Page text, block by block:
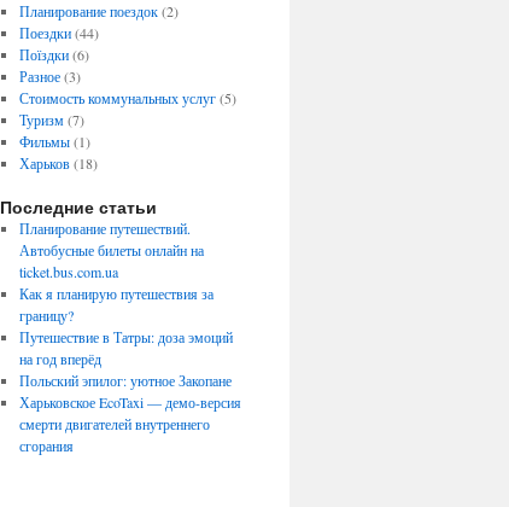
Планирование поездок(2)
Поездки(44)
Поїздки(6)
Разное(3)
Стоимость коммунальных услуг(5)
Туризм(7)
Фильмы(1)
Харьков(18)
Последние статьи
Планирование путешествий.
Автобусные билеты онлайн на
ticket.bus.com.ua
Как я планирую путешествия за
границу?
Путешествие в Татры: доза эмоций
на год вперёд
Польский эпилог: уютное Закопане
Харьковское EcoTaxi — демо-версия
смерти двигателей внутреннего
сгорания